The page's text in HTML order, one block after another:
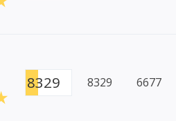
8329 8329 6677